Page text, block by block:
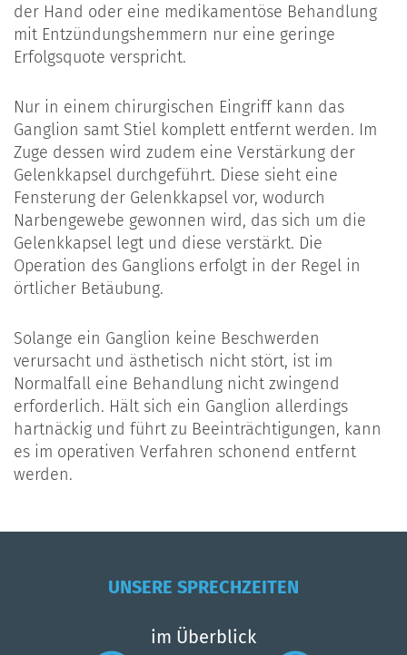
der Hand oder eine medikamentöse Behandlung
mit Entzündungshemmern nur eine geringe
Erfolgsquote verspricht.
Nur in einem chirurgischen Eingriff kann das
Ganglion samt Stiel komplett entfernt werden. Im
Zuge dessen wird zudem eine Verstärkung der
Gelenkkapsel durchgeführt. Diese sieht eine
Fensterung der Gelenkkapsel vor, wodurch
Narbengewebe gewonnen wird, das sich um die
Gelenkkapsel legt und diese verstärkt. Die
Operation des Ganglions erfolgt in der Regel in
örtlicher Betäubung.
Solange ein Ganglion keine Beschwerden
verursacht und ästhetisch nicht stört, ist im
Normalfall eine Behandlung nicht zwingend
erforderlich. Hält sich ein Ganglion allerdings
hartnäckig und führt zu Beeinträchtigungen, kann
es im operativen Verfahren schonend entfernt
werden.
UNSERE SPRECHZEITEN
im Überblick